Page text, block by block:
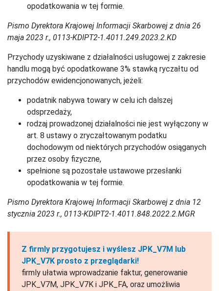
opodatkowania w tej formie.
Pismo Dyrektora Krajowej Informacji Skarbowej z dnia 26
maja 2023 r., 0113-KDIPT2-1.4011.249.2023.2.KD
Przychody uzyskiwane z działalności usługowej z zakresie
handlu mogą być opodatkowane 3% stawką ryczałtu od
przychodów ewidencjonowanych, jeżeli:
podatnik nabywa towary w celu ich dalszej
odsprzedaży,
rodzaj prowadzonej działalności nie jest wyłączony w
art. 8 ustawy o zryczałtowanym podatku
dochodowym od niektórych przychodów osiąganych
przez osoby fizyczne,
spełnione są pozostałe ustawowe przesłanki
opodatkowania w tej formie.
Pismo Dyrektora Krajowej Informacji Skarbowej z dnia 12
stycznia 2023 r., 0113-KDIPT2-1.4011.848.2022.2.MGR
Z firmly przygotujesz i wyślesz JPK_V7M lub
JPK_V7K prosto z przeglądarki!
firmly ułatwia wprowadzanie faktur, generowanie
JPK_V7M, JPK_V7K i JPK_FA, oraz umożliwia